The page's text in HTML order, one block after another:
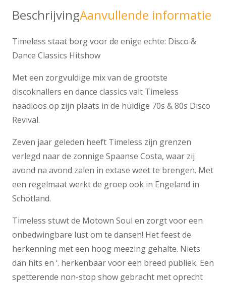
BeschrijvingAanvullende informatie
Timeless staat borg voor de enige echte: Disco &
Dance Classics Hitshow
Met een zorgvuldige mix van de grootste
discoknallers en dance classics valt Timeless
naadloos op zijn plaats in de huidige 70s & 80s Disco
Revival.
Zeven jaar geleden heeft Timeless zijn grenzen
verlegd naar de zonnige Spaanse Costa, waar zij
avond na avond zalen in extase weet te brengen. Met
een regelmaat werkt de groep ook in Engeland in
Schotland.
Timeless stuwt de Motown Soul en zorgt voor een
onbedwingbare lust om te dansen! Het feest de
herkenning met een hoog meezing gehalte. Niets
dan hits en ‘. herkenbaar voor een breed publiek. Een
spetterende non-stop show gebracht met oprecht